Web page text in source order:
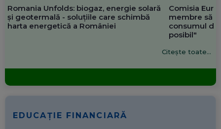
Romania Unfolds: biogaz, energie solară
și geotermală - soluțiile care schimbă
harta energetică a României
Comisia
membre să
consumul de
posibil"
Citește toate...
EDUCAȚIE FINANCIARĂ